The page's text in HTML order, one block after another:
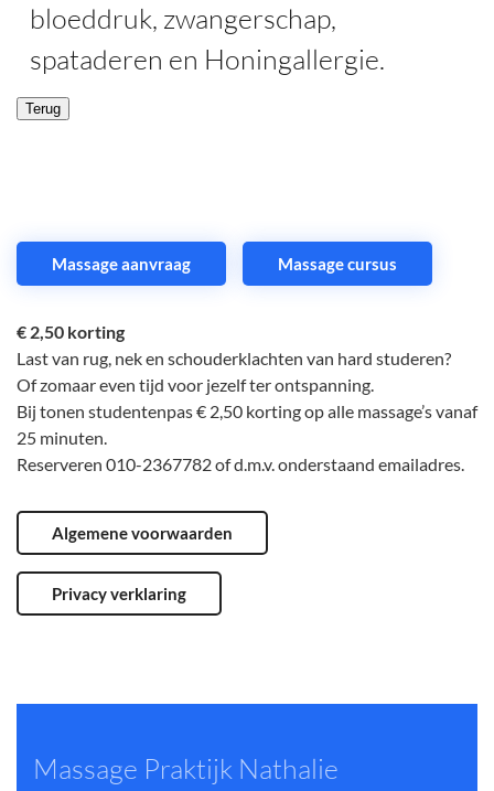
bloeddruk, zwangerschap,
spataderen en Honingallergie.
Massage aanvraag Massage cursus
€ 2,50 korting
Last van rug, nek en schouderklachten van hard studeren?
Of zomaar even tijd voor jezelf ter ontspanning.
Bij tonen studentenpas € 2,50 korting op alle massage’s vanaf
25 minuten.
Reserveren 010-2367782 of d.m.v. onderstaand emailadres.
Algemene voorwaarden
Privacy verklaring
Massage Praktijk Nathalie